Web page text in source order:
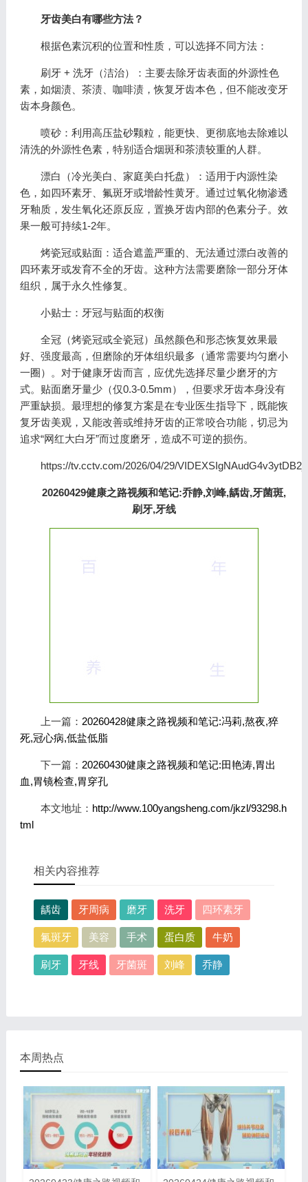
牙齿美白有哪些方法？
根据色素沉积的位置和性质，可以选择不同方法：
刷牙 + 洗牙（洁治）：主要去除牙齿表面的外源性色
素，如烟渍、茶渍、咖啡渍，恢复牙齿本色，但不能改变牙
齿本身颜色。
喷砂：利用高压盐砂颗粒，能更快、更彻底地去除难以
清洗的外源性色素，特别适合烟斑和茶渍较重的人群。
漂白（冷光美白、家庭美白托盘）：适用于内源性染
色，如四环素牙、氟斑牙或增龄性黄牙。通过过氧化物渗透
牙釉质，发生氧化还原反应，置换牙齿内部的色素分子。效
果一般可持续1-2年。
烤瓷冠或贴面：适合遮盖严重的、无法通过漂白改善的
四环素牙或发育不全的牙齿。这种方法需要磨除一部分牙体
组织，属于永久性修复。
小贴士：牙冠与贴面的权衡
全冠（烤瓷冠或全瓷冠）虽然颜色和形态恢复效果最
好、强度最高，但磨除的牙体组织最多（通常需要均匀磨小
一圈）。对于健康牙齿而言，应优先选择尽量少磨牙的方
式。贴面磨牙量少（仅0.3-0.5mm），但要求牙齿本身没有
严重缺损。最理想的修复方案是在专业医生指导下，既能恢
复牙齿美观，又能改善或维持牙齿的正常咬合功能，切忌为
追求“网红大白牙”而过度磨牙，造成不可逆的损伤。
https://tv.cctv.com/2026/04/29/
20260429健康之路视频和笔记:乔静,刘峰,龋齿,牙菌斑,
刷牙,牙线
上一篇： 20260428健康之路视频和笔记:冯莉,熬夜,猝
死,冠心病,低盐低脂
下一篇： 20260430健康之路视频和笔记:田艳涛,胃出
血,胃镜检查,胃穿孔
本文地址： http://www.100yangsheng.com/jkzl/93298.h
tml
相关内容推荐
龋齿 牙周病 磨牙 洗牙 四环素牙
氟斑牙 美容 手术 蛋白质 牛奶
刷牙 牙线 牙菌斑 刘峰 乔静
本周热点